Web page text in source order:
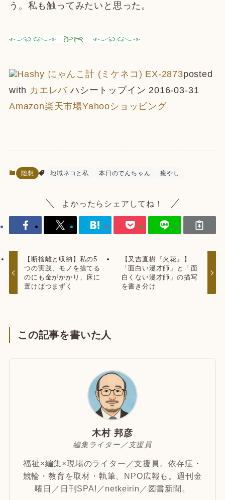
う。私も触ってみたいと思った。
Hashy にゃんこ計 (ミケネコ) EX-2873posted
with カエレバ ハシートップイン 2016-03-31
Amazon楽天市場Yahooショッピング
随想 地域ネコと私 本日のでんちゃん 癒やし
よかったらシェアしてね！
【断捨離と収納】私の5
つの実践、モノを捨てる
のにも金がかかり、床に
置けばつまずく
【又吉直樹『火花』】
「面白い漫才師」と「面
白くない漫才師」の描写
を書き分け
この記事を書いた人
木村 邦彦
編集ライター／支援員
福祉×編集×現場のライター／支援員。依存症・
競輪・教育を取材・執筆、NPO広報も。週刊金
曜日／日刊SPA!／netkeirin／図書新聞。